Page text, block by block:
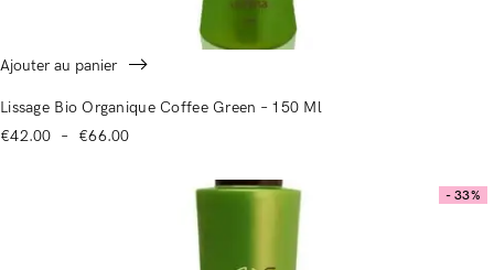
Ajouter au panier
Lissage Bio Organique Coffee Green – 150 Ml
€42.00 – €66.00
- 33%